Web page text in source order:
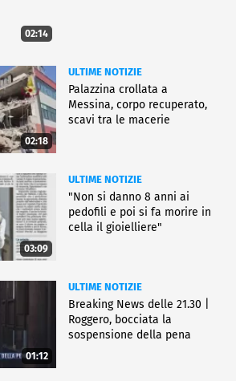
02:14
02:18
ULTIME NOTIZIE
Palazzina crollata a
Messina, corpo recuperato,
scavi tra le macerie
03:09
ULTIME NOTIZIE
"Non si danno 8 anni ai
pedofili e poi si fa morire in
cella il gioielliere"
01:12
ULTIME NOTIZIE
Breaking News delle 21.30 |
Roggero, bocciata la
sospensione della pena